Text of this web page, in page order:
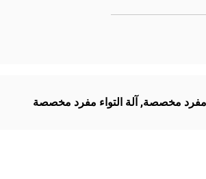
مفرد مخصصة, آلة التواء مفرد مخصصة